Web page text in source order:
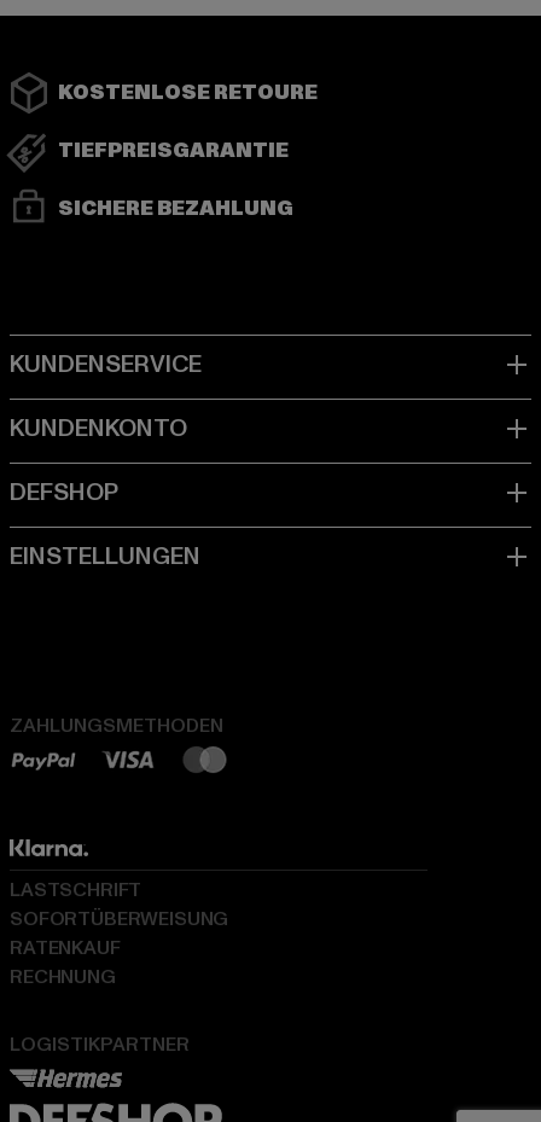
KOSTENLOSE RETOURE
TIEFPREISGARANTIE
SICHERE BEZAHLUNG
ZAHLUNGSMETHODEN
LOGISTIKPARTNER
LASTSCHRIFT
SOFORTÜBERWEISUNG
RATENKAUF
RECHNUNG